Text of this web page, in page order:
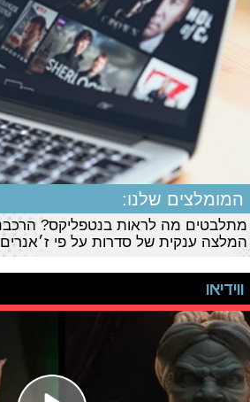
המומלצים שלנו:
מתלבטים מה לראות בנטפליקס?
המלצה ענקית של סדרות על פי
ווידיאו